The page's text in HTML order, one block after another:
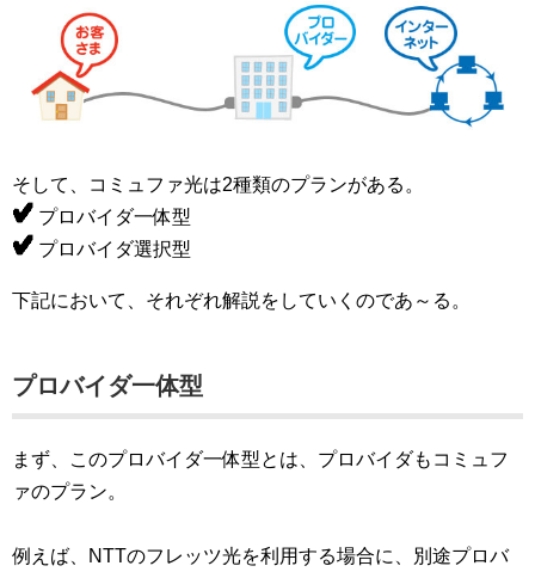
そして、コミュファ光は2種類のプランがある。
プロバイダ一体型
プロバイダ選択型
下記において、それぞれ解説をしていくのであ～る。
プロバイダ一体型
まず、このプロバイダ一体型とは、プロバイダもコミュフ
ァのプラン。
例えば、NTTのフレッツ光を利用する場合に、別途プロバ